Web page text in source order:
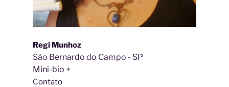
Regi Munhoz
São Bernardo do Campo - SP
Mini-bio
Contato